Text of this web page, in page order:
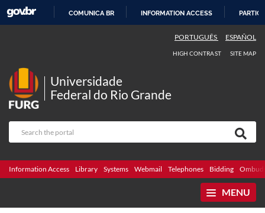
COMUNICA BR INFORMATION ACCESS
PORTUGUÊS ESPAÑOL
HIGH CONTRAST SITE MAP
Universidade
Federal do Rio Grande
Information Access Library Systems Webmail Telephones Bidding
MENU